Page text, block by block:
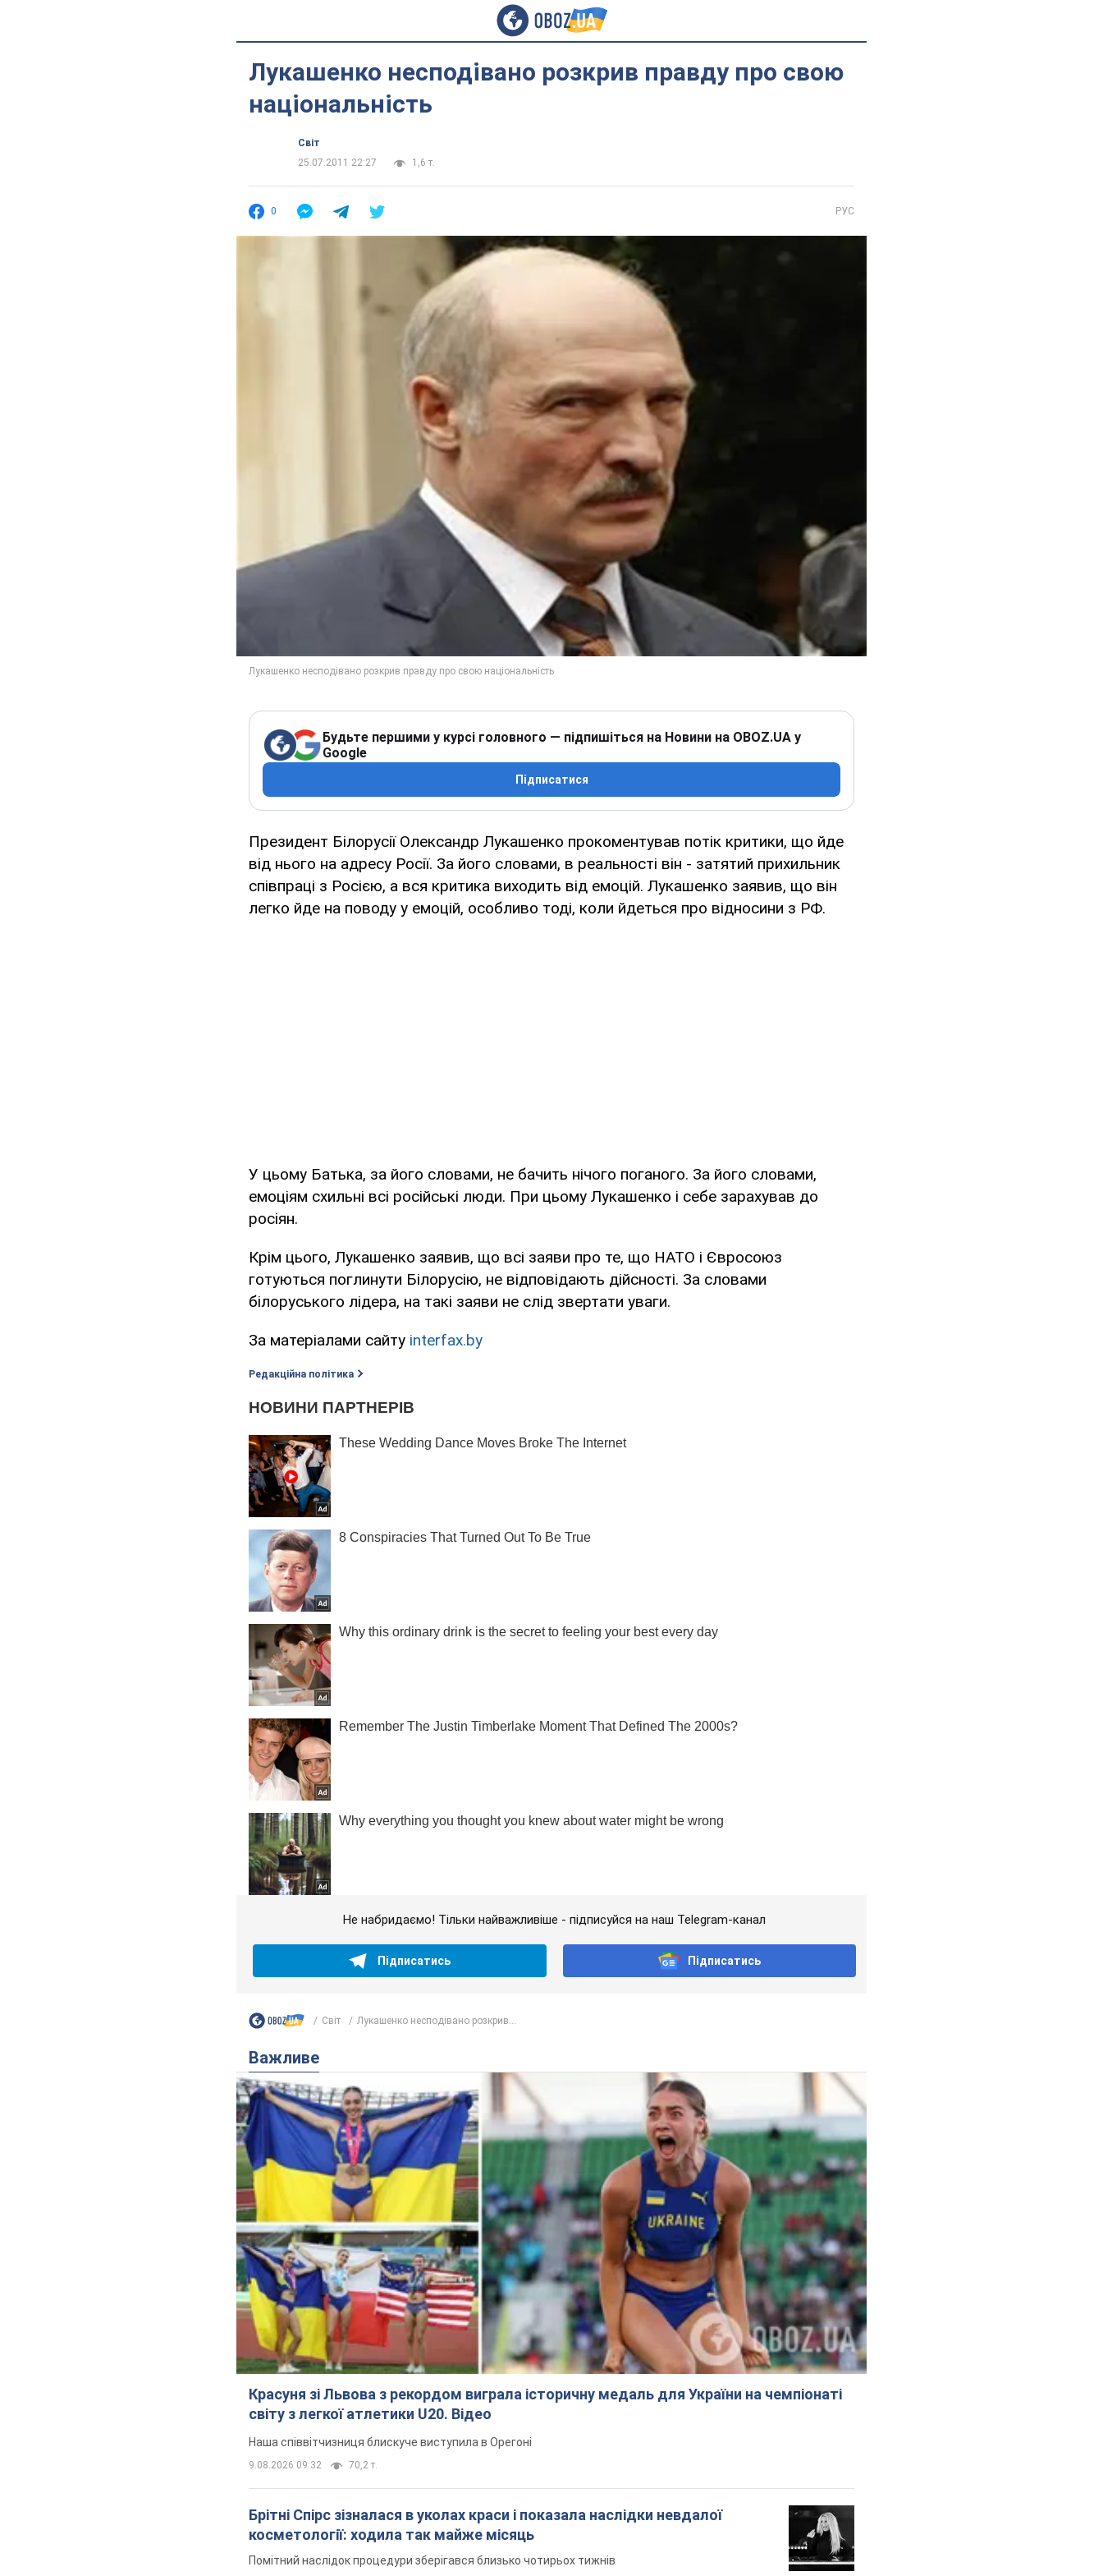
Лукашенко несподівано розкрив правду про свою
національність
Світ
25.07.2011 22:27
1,6 т.
0 РУС
Будьте першими у курсі головного — підпишіться на Новини на OBOZ.UA у
Google
Підписатися
Президент Білорусії Олександр Лукашенко прокоментував потік критики, що йде
від нього на адресу Росії. За його словами, в реальності він - затятий прихильник
співпраці з Росією, а вся критика виходить від емоцій. Лукашенко заявив, що він
легко йде на поводу у емоцій, особливо тоді, коли йдеться про відносини з РФ.
У цьому Батька, за його словами, не бачить нічого поганого. За його словами,
емоціям схильні всі російські люди. При цьому Лукашенко і себе зарахував до
росіян.
Крім цього, Лукашенко заявив, що всі заяви про те, що НАТО і Євросоюз
готуються поглинути Білорусію, не відповідають дійсності. За словами
білоруського лідера, на такі заяви не слід звертати уваги.
За матеріалами сайту interfax.by
Редакційна політика
Не набридаємо! Тільки найважливіше - підписуйся на наш Telegram-канал
Підписатись Підписатись
Світ Лукашенко несподівано розкрив...
Важливе
Красуня зі Львова з рекордом виграла історичну медаль для України на чемпіонаті
світу з легкої атлетики U20. Відео
Наша співвітчизниця блискуче виступила в Орегоні
9.08.2026 09:32 70,2 т.
Брітні Спірс зізналася в уколах краси і показала наслідки невдалої
косметології: ходила так майже місяць
Помітний наслідок процедури зберігався близько чотирьох тижнів